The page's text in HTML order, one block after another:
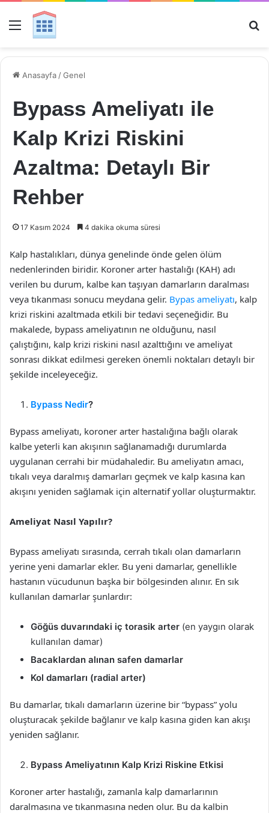
Menü
Anasayfa /Genel
Bypass Ameliyatı ile
Kalp Krizi Riskini
Azaltma: Detaylı Bir
Rehber
17 Kasım 2024 4 dakika okuma süresi
Kalp hastalıkları, dünya genelinde önde gelen ölüm
nedenlerinden biridir. Koroner arter hastalığı (KAH) adı
verilen bu durum, kalbe kan taşıyan damarların daralması
veya tıkanması sonucu meydana gelir. Bypas ameliyatı, kalp
krizi riskini azaltmada etkili bir tedavi seçeneğidir. Bu
makalede, bypass ameliyatının ne olduğunu, nasıl
çalıştığını, kalp krizi riskini nasıl azalttığını ve ameliyat
sonrası dikkat edilmesi gereken önemli noktaları detaylı bir
şekilde inceleyeceğiz.
Bypass Nedir?
Bypass ameliyatı, koroner arter hastalığına bağlı olarak
kalbe yeterli kan akışının sağlanamadığı durumlarda
uygulanan cerrahi bir müdahaledir. Bu ameliyatın amacı,
tıkalı veya daralmış damarları geçmek ve kalp kasına kan
akışını yeniden sağlamak için alternatif yollar oluşturmaktır.
Ameliyat Nasıl Yapılır?
Bypass ameliyatı sırasında, cerrah tıkalı olan damarların
yerine yeni damarlar ekler. Bu yeni damarlar, genellikle
hastanın vücudunun başka bir bölgesinden alınır. En sık
kullanılan damarlar şunlardır:
Göğüs duvarındaki iç torasik arter (en yaygın olarak
kullanılan damar)
Bacaklardan alınan safen damarlar
Kol damarları (radial arter)
Bu damarlar, tıkalı damarların üzerine bir “bypass” yolu
oluşturacak şekilde bağlanır ve kalp kasına giden kan akışı
yeniden sağlanır.
Bypass Ameliyatının Kalp Krizi Riskine Etkisi
Koroner arter hastalığı, zamanla kalp damarlarının
daralmasına ve tıkanmasına neden olur. Bu da kalbin